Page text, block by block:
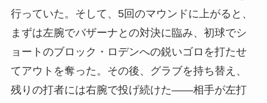
行っていた。そして、5回のマウンドに上がると、
まずは左腕でバザーナとの対決に臨み、初球でシ
ョートのブロック・ロデンへの鋭いゴロを打たせ
てアウトを奪った。その後、グラブを持ち替え、
残りの打者には右腕で投げ続けた——相手が左打